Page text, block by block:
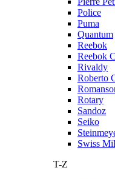
Police
Puma
Quantum
Reebok
Reebok
Rivaldy
Roberto
Rotary
Sandoz
Seiko
Swiss
T-Z